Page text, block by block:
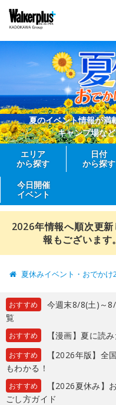
夏のイベント情報が満
キャンプ場な
エリア
から探す
日付
から探す
今日開催
イベント
2026年情報へ順次更
報もございます
夏休みイベント・おでかけ
おすすめ
今週末8/8(土)～
覧
おすすめ 【漫画】夏に読
おすすめ
【2026年版】全
もわかる！
おすすめ
【2026夏休み】
ごし方ガイド